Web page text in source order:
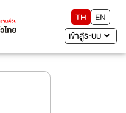
TH
EN
เข้าสู่ระบบ